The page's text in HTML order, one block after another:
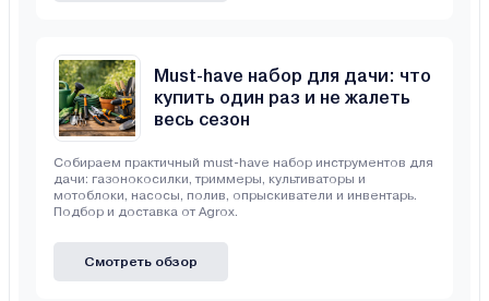
Must-have набор для дачи: что
купить один раз и не жалеть
весь сезон
Собираем практичный must-have набор инструментов для
дачи: газонокосилки, триммеры, культиваторы и
мотоблоки, насосы, полив, опрыскиватели и инвентарь.
Подбор и доставка от Agrox.
Смотреть обзор